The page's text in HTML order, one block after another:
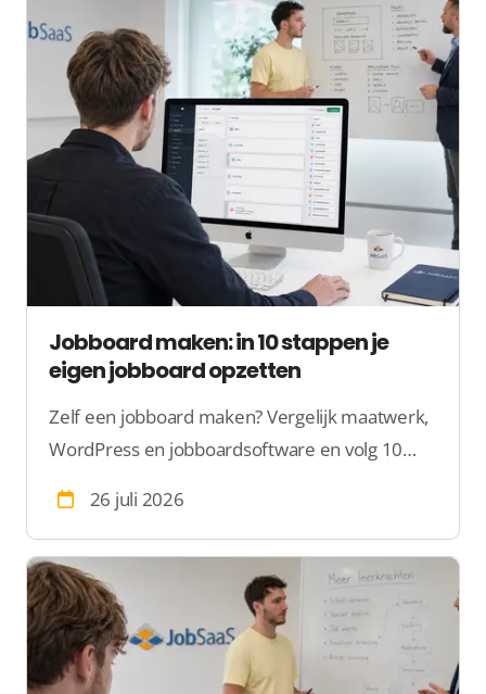
Jobboard maken: in 10 stappen je
eigen jobboard opzetten
Zelf een jobboard maken? Vergelijk maatwerk,
WordPress en jobboardsoftware en volg 10
verdienmodel.
26 juli 2026